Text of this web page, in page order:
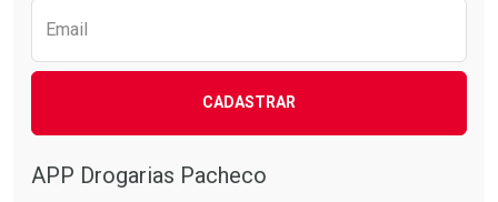
Email
CADASTRAR
APP Drogarias Pacheco